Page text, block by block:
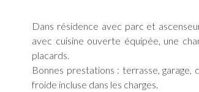
Dans résidence avec parc et
avec cuisine ouverte équipée, une
placards.
Bonnes prestations : terrasse,
froide incluse dans les charges.